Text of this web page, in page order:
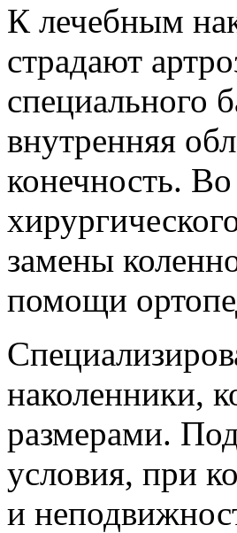
К лечебным
страдают
специального
внутренняя
конечность.
замены
помощи
наколенники,
размерами.
условия, при
и